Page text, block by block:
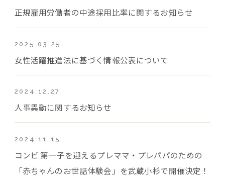
正規雇用労働者の中途採用比率に関するお知らせ
2025.03.25
女性活躍推進法に基づく情報公表について
2024.12.27
人事異動に関するお知らせ
2024.11.15
コンビ 第一子を迎えるプレママ・プレパパのための
「赤ちゃんのお世話体験会」を武蔵小杉で開催決定！